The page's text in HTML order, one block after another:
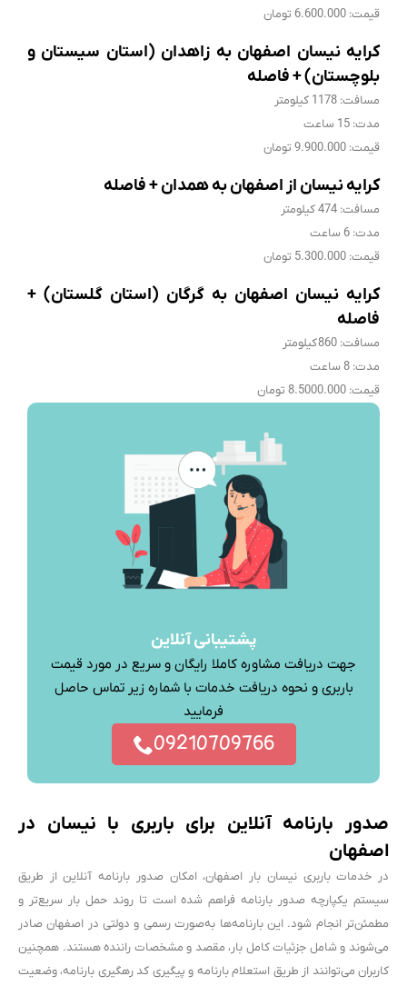
قیمت: 6.600.000 تومان
کرایه نیسان اصفهان به زاهدان (استان سیستان و
بلوچستان) + فاصله
مسافت: 1178 کیلومتر
مدت: 15 ساعت
قیمت: 9.900.000 تومان
کرایه نیسان از اصفهان به همدان + فاصله
مسافت: 474 کیلومتر
مدت: 6 ساعت
قیمت: 5.300.000 تومان
کرایه نیسان اصفهان به گرگان (استان گلستان) +
فاصله
مسافت: 860 کیلومتر
مدت: 8 ساعت
قیمت: 8.5000.000 تومان
پشتیبانی آنلاین
جهت دریافت مشاوره کاملا رایگان و سریع در مورد قیمت
باربری و نحوه دریافت خدمات با شماره زیر تماس حاصل
فرمایید
09210709766
صدور بارنامه آنلاین برای باربری با نیسان در
اصفهان
در خدمات باربری نیسان بار اصفهان، امکان صدور بارنامه آنلاین از طریق
سیستم یکپارچه صدور بارنامه فراهم شده است تا روند حمل بار سریع‌تر و
مطمئن‌تر انجام شود. این بارنامه‌ها به‌صورت رسمی و دولتی در اصفهان صادر
می‌شوند و شامل جزئیات کامل بار، مقصد و مشخصات راننده هستند. همچنین
کاربران می‌توانند از طریق استعلام بارنامه و پیگیری کد رهگیری بارنامه، وضعیت